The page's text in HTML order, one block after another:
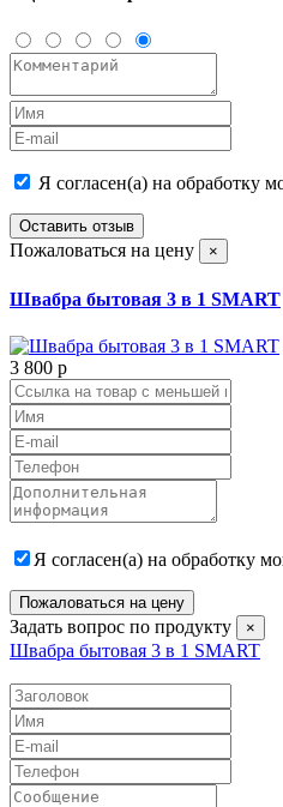
Я согласен(а) на обработку
Оставить отзыв
Пожаловаться на цену ×
Швабра бытовая 3 в 1 SMART
3 800 p
Я согласен(а) на обработку
Пожаловаться на цену
Задать вопрос по продукту ×
Швабра бытовая 3 в 1 SMART